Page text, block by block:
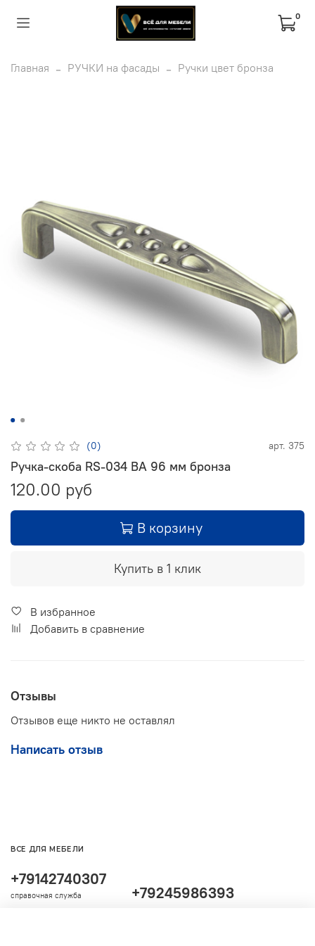
0
Главная РУЧКИ на фасады Ручки цвет бронза
(0) арт. 375
Ручка-скоба RS-034 BA 96 мм бронза
120.00 руб
В корзину
Купить в 1 клик
В избранное
Добавить в сравнение
Отзывы
Отзывов еще никто не оставлял
Написать отзыв
+79142740307
справочная служба +79245986393
ВСЕ ДЛЯ МЕБЕЛИ